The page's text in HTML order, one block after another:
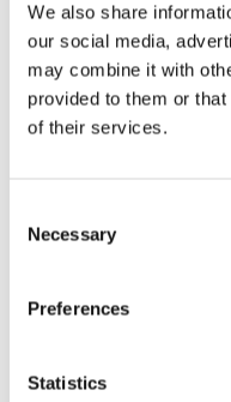
We also share
our social media,
may combine it with
provided to them or
of their services.
Selection
Necessary
Preferences
Statistics
Related
Dal